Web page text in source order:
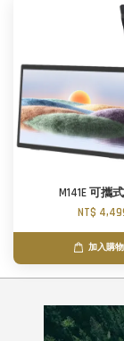
M141E 可攜
NT$
加入購